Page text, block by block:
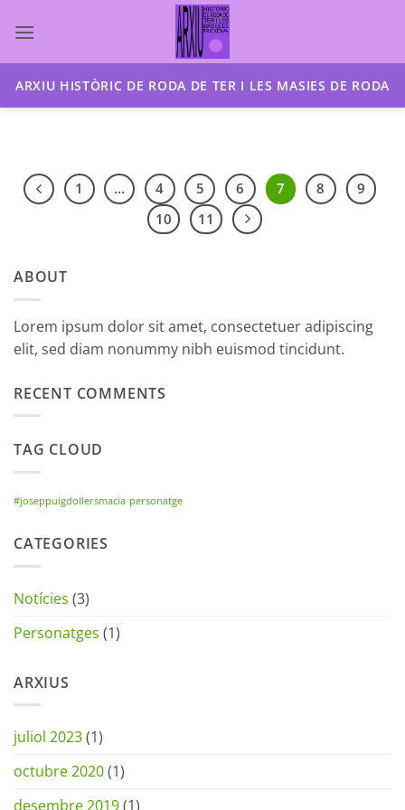
ARXIU HISTÒRIC DE RODA DE TER I LES MASIES DE RODA
1 … 4 5 6 7 8
9
10
11
ABOUT
Lorem ipsum dolor sit amet, consectetuer adipiscing
elit, sed diam nonummy nibh euismod tincidunt.
RECENT COMMENTS
TAG CLOUD
#joseppuigdollersmacia personatge
CATEGORIES
Notícies (3)
Personatges (1)
ARXIUS
juliol 2023(1)
octubre 2020(1)
desembre 2019(1)